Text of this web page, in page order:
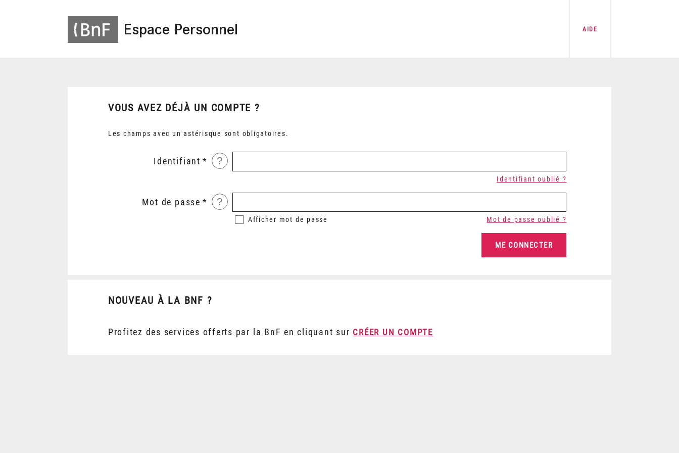
Espace Personnel AIDE
VOUS AVEZ DÉJÀ UN COMPTE ?
Les champs avec un astérisque sont obligatoires.
Identifiant ?
Identifiant oublié ?
Mot de passe ?
Afficher mot de passe Mot de passe oublié ?
NOUVEAU À LA BNF ?
Profitez des services offerts par la BnF en cliquant sur CRÉER UN COMPTE